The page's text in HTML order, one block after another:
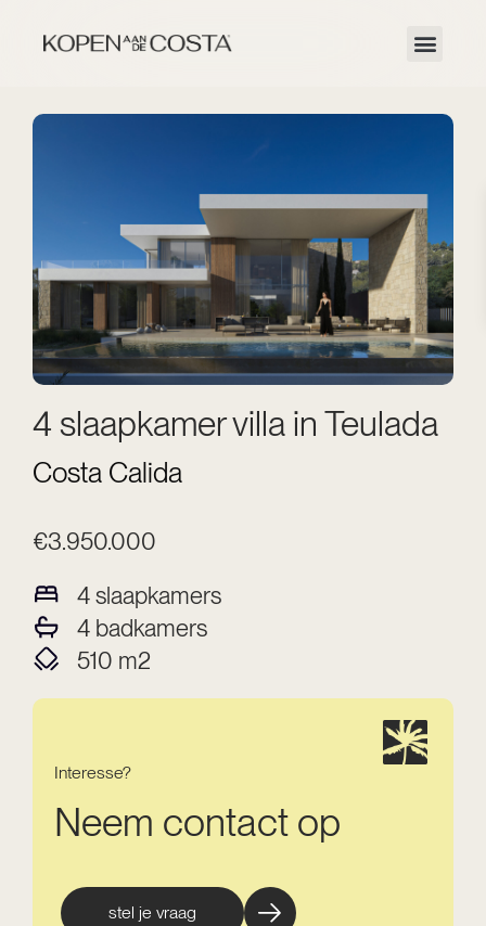
4 slaapkamer villa in Teulada
Costa Calida
€3.950.000
4slaapkamers
4 badkamers
510 m2
Interesse?
Neem contact op
stel je vraag